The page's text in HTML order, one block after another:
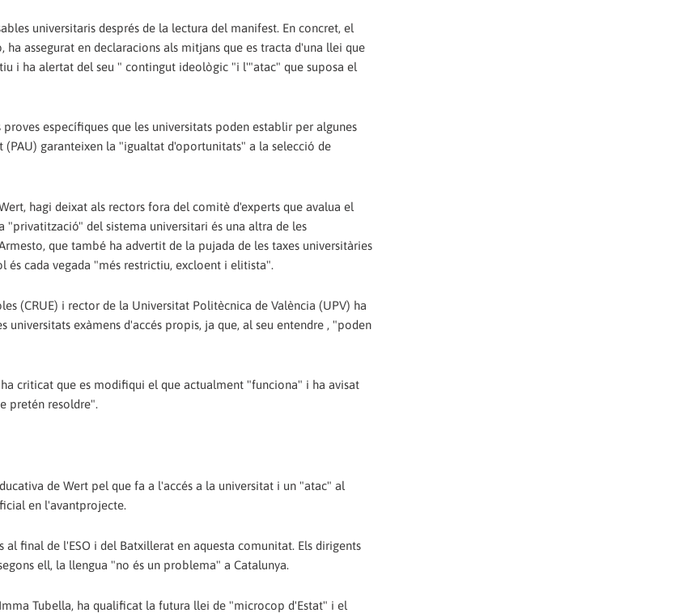
universitaris després de la lectura del manifest. En concret, el
assegurat en declaracions als mitjans que es tracta d'una llei que
i ha alertat del seu " contingut ideològic "i l'"atac" que suposa el
específiques que les universitats poden establir per algunes
garanteixen la "igualtat d'oportunitats" a la selecció de
hagi deixat als rectors fora del comitè d'experts que avalua el
"privatització" del sistema universitari és una altra de les
que també ha advertit de la pujada de les taxes universitàries
és cada vegada "més restrictiu, excloent i elitista".
(CRUE) i rector de la Universitat Politècnica de València (UPV) ha
exàmens d'accés propis, ja que, al seu entendre , "poden
criticat que es modifiqui el que actualment "funciona" i ha avisat
pretén resoldre".
de Wert pel que fa a l'accés a la universitat i un "atac" al
en l'avantprojecte.
final de l'ESO i del Batxillerat en aquesta comunitat. Els dirigents
ell, la llengua "no és un problema" a Catalunya.
Tubella, ha qualificat la futura llei de "microcop d'Estat" i el